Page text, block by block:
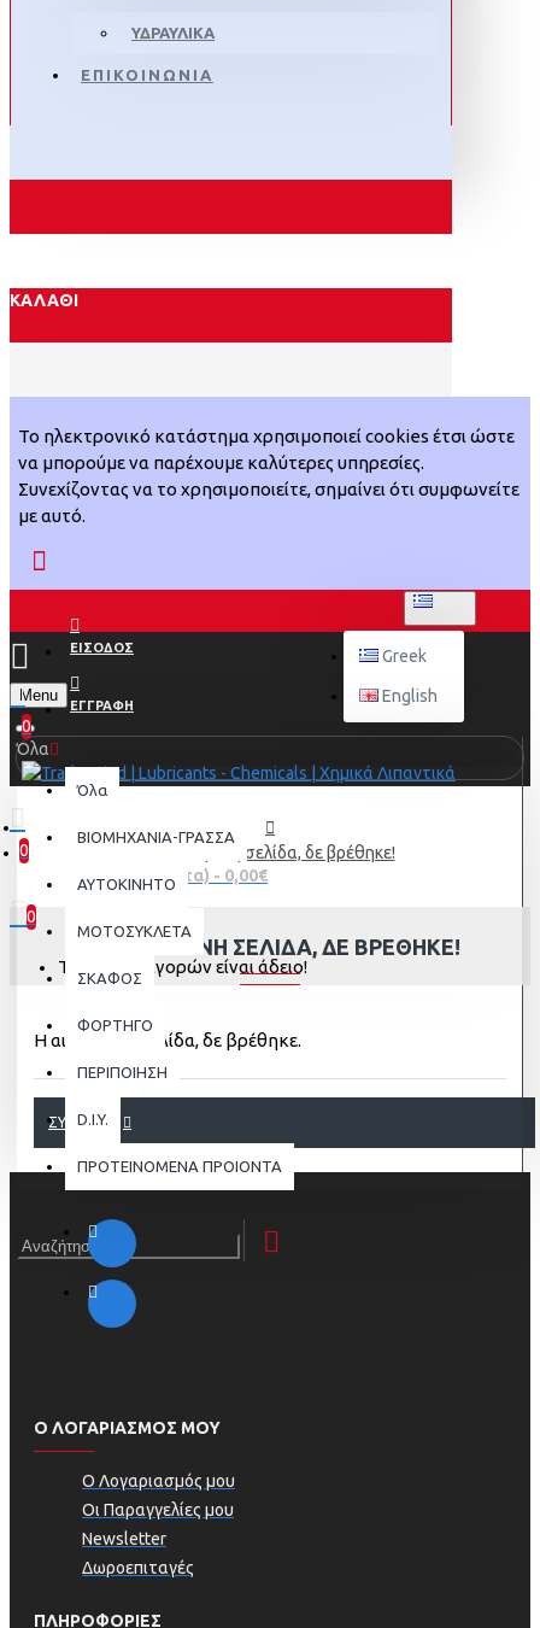
ΥΔΡΑΥΛΙΚΑ
ΕΠΙΚΟΙΝΩΝΙΑ
ΚΑΛΆΘΙ
Το ηλεκτρονικό κατάστημα χρησιμοποιεί cookies έτσι ώστε
να μπορούμε να παρέχουμε καλύτερες υπηρεσίες.
Συνεχίζοντας να το χρησιμοποιείτε, σημαίνει ότι συμφωνείτε
με αυτό.
ΕΙΣΟΔΟΣ
ΕΓΓΡΑΦΗ
Greek
English
Menu
0
0
0 προϊόν(τα) - 0,00€
0
Το καλάθι αγορών είναι άδειο!
Όλα
Όλα
ΒΙΟΜΗΧΑΝΙΑ-ΓΡΑΣΣΑ
AYTOKINHTO
ΜΟΤΟΣΥΚΛΕΤΑ
ΣΚΑΦΟΣ
ΦΟΡΤΗΓΟ
ΠΕΡΙΠΟΙΗΣΗ
D.I.Y.
ΠΡΟΤΕΙΝΟΜΕΝΑ ΠΡΟΙΟΝΤΑ
Η αιτούμενη σελίδα, δε βρέθηκε!
Η ΑΙΤΟΎΜΕΝΗ ΣΕΛΊΔΑ, ΔΕ ΒΡΈΘΗΚΕ!
Η αιτούμενη σελίδα, δε βρέθηκε.
ΣΥΝΈΧΕΙΑ
Ο ΛΟΓΑΡΙΑΣΜΟΣ ΜΟΥ
Ο Λογαριασμός μου
Οι Παραγγελίες μου
Newsletter
Δωροεπιταγές
ΠΛΗΡΟΦΟΡΊΕΣ